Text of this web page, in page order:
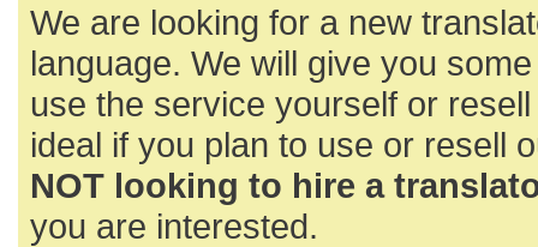
We are looking for a new
language. We will give you
use the service yourself or
ideal if you plan to use or resell
NOT looking to hire a
you are interested.